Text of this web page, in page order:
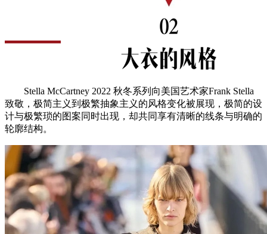
Stella McCartney 2022 秋冬系列向美国艺术家Frank Stella
致敬，极简主义到极繁抽象主义的风格变化被展现，极简的设
计与极繁琐的图案同时出现，却共同享有清晰的线条与明确的
轮廓结构。